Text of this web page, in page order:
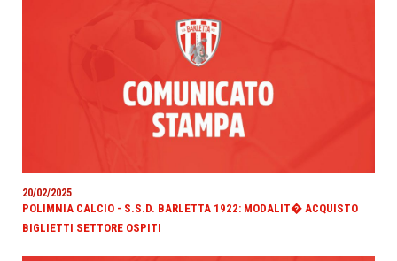
20/02/2025
POLIMNIA CALCIO - S.S.D. BARLETTA 1922: MODALIT� ACQUISTO
BIGLIETTI SETTORE OSPITI